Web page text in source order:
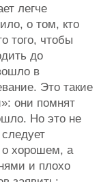
легче
о том, кто
того, чтобы
до
в
Это такие
они помнят
Но это не
о хорошем, а
и плохо